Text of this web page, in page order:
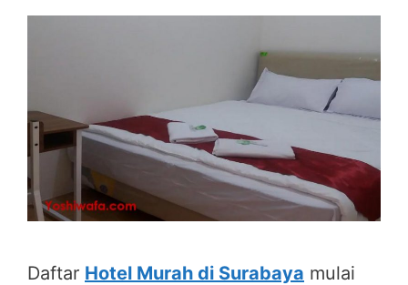
Daftar Hotel Murah di Surabaya mulai